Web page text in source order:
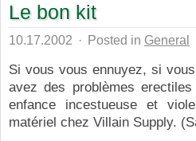
Le bon kit
10.17.2002 · Posted in General
Si vous vous ennuyez, si
avez des problèmes
enfance incestueuse et
matériel chez Villain Supply.